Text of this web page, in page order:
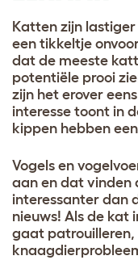
Katten zijn
een tikkeltje
dat de meeste
potentiële prooi
zijn het erover
interesse toont in
kippen hebben
Vogels en
aan en dat vinden
interessanter dan
nieuws! Als de kat
gaat